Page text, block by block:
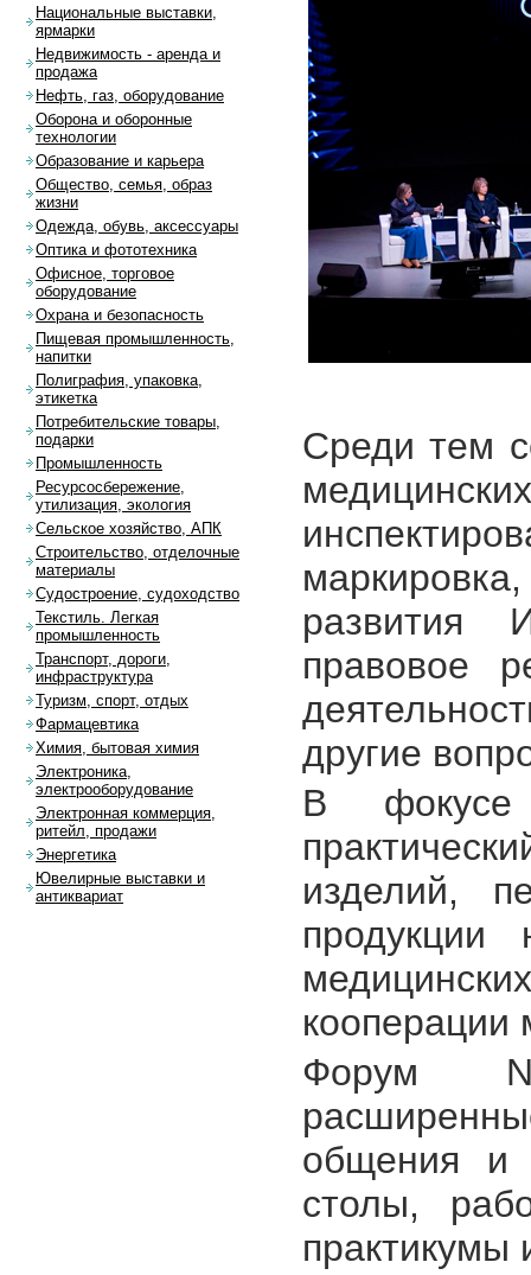
Среди тем
развития
правовое
другие
В фокусе
изделий,
Форум
общения и
столы,
практикумы
Национальные выставки,
ярмарки
Недвижимость - аренда и
продажа
Нефть, газ, оборудование
Оборона и оборонные
технологии
Образование и карьера
Общество, семья, образ
жизни
Одежда, обувь, аксессуары
Оптика и фототехника
Офисное, торговое
оборудование
Охрана и безопасность
Пищевая промышленность,
напитки
Полиграфия, упаковка,
этикетка
Потребительские товары,
подарки
Промышленность
Ресурсосбережение,
утилизация, экология
Сельское хозяйство, АПК
Строительство, отделочные
материалы
Судостроение, судоходство
Текстиль. Легкая
промышленность
Транспорт, дороги,
инфраструктура
Туризм, спорт, отдых
Фармацевтика
Химия, бытовая химия
Электроника,
электрооборудование
Электронная коммерция,
ритейл, продажи
Энергетика
Ювелирные выставки и
антиквариат